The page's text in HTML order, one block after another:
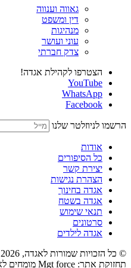
גאווה וענווה
דין ומשפט
מנהיגות
עוני ועושר
צדק חברתי
הצטרפו לקהילת אגדה!
YouTube
WhatsApp
Facebook
הרשמו לניוזלטר שלנו
אודות
כל הסיפורים
יצירת קשר
הצהרת נגישות
אגדה בחינוך
אגדה בשטח
תנאי שימוש
סרטונים
אגדה לילדים
© כל הזכויות שמורות לאגדה, 2026
תחזוקת אתר: Mgt force מומחים לאתרי וורדפרס